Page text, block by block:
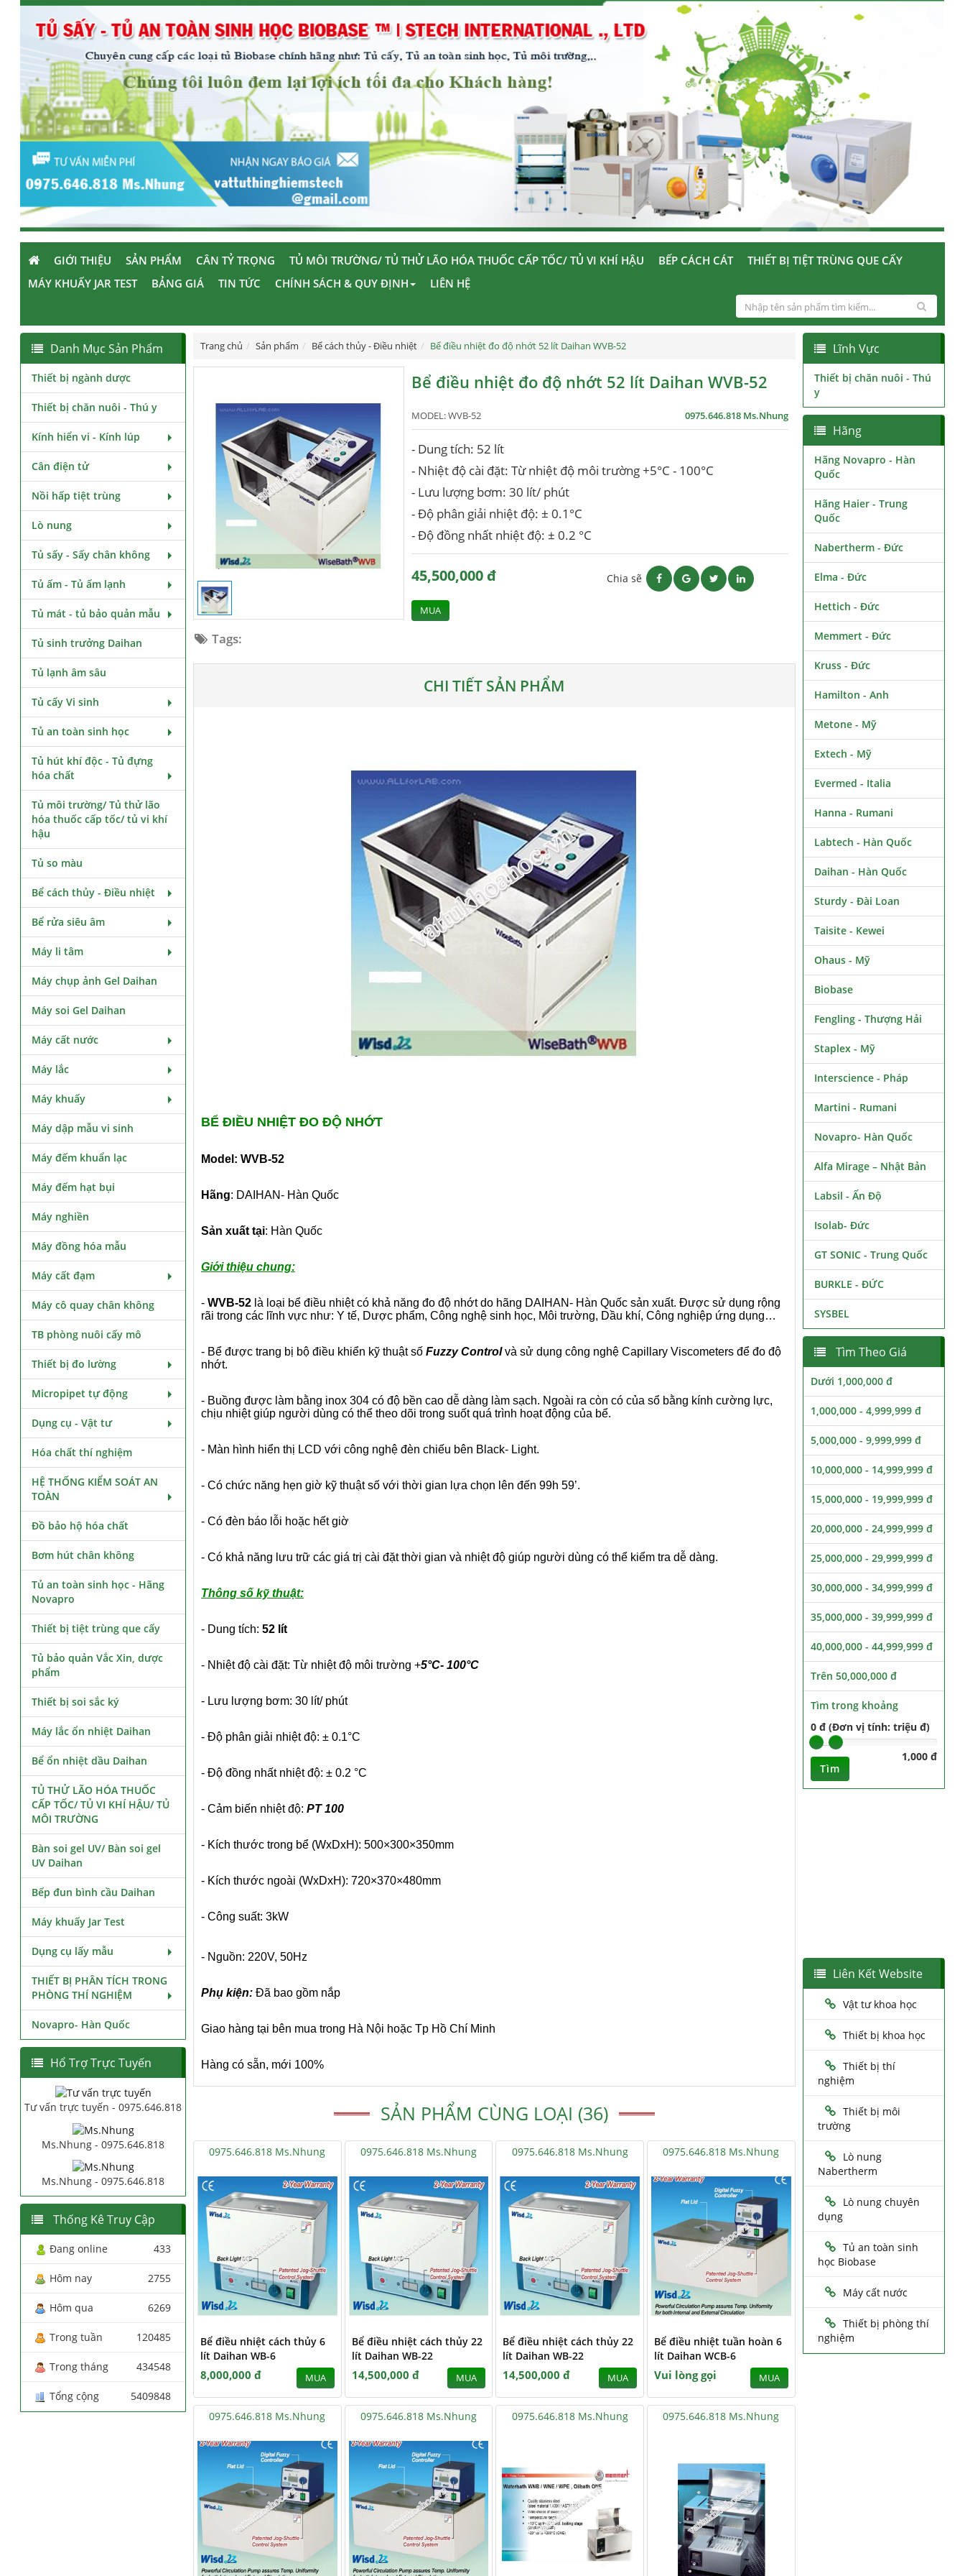
GIỚI THIỆU SẢN PHẨM CÂN TỶ TRỌNG TỦ MÔI TRƯỜNG/ TỦ THỬ LÃO HÓA THUỐC CẤP TỐC/ TỦ VI KHÍ HẬU BẾP CÁCH CÁT
THIẾT BỊ TIỆT TRÙNG QUE CẤY
MÁY KHUẤY JAR TEST
BẢNG GIÁ TIN TỨC CHÍNH SÁCH & QUY ĐỊNH LIÊN HỆ
Trang chủ Sản phẩm Bể cách thủy - Điều nhiệt Bể điều nhiệt đo độ nhớt 52 lít Daihan WVB-52
Bể điều nhiệt đo độ nhớt 52 lít Daihan WVB-52
MODEL:WVB-52 0975.646.818 Ms.Nhung
- Dung tích: 52 lít
- Nhiệt độ cài đặt: Từ nhiệt độ môi trường +5°C - 100°C
- Lưu lượng bơm: 30 lít/ phút
- Độ phân giải nhiệt độ: ± 0.1°C
- Độ đồng nhất nhiệt độ: ± 0.2 °C
45,500,000 đ
MUA
Chia sẽ
Tags:
CHI TIẾT SẢN PHẨM
BỂ ĐIỀU NHIỆT ĐO ĐỘ NHỚT
Model: WVB-52
Hãng: DAIHAN- Hàn Quốc
Sản xuất tại: Hàn Quốc
Giới thiệu chung:
- WVB-52 là loại bể điều nhiệt có khả năng đo độ nhớt do hãng DAIHAN- Hàn Quốc sản xuất. Được sử dụng rộng
rãi trong các lĩnh vực như: Y tế, Dược phẩm, Công nghệ sinh học, Môi trường, Dầu khí, Công nghiệp ứng dụng…
- Bể được trang bị bộ điều khiển kỹ thuật số Fuzzy Controlvà sử dụng công nghệ Capillary Viscometers để đo độ
nhớt.
- Buồng được làm bằng inox 304 có độ bền cao dễ dàng làm sạch. Ngoài ra còn có của sổ bằng kính cường lực,
chịu nhiệt giúp người dùng có thể theo dõi trong suốt quá trình hoạt động của bể.
- Màn hình hiển thị LCD với công nghệ đèn chiếu bên Black- Light.
- Có chức năng hẹn giờ kỹ thuật số với thời gian lựa chọn lên đến 99h 59’.
- Có đèn báo lỗi hoặc hết giờ
- Có khả năng lưu trữ các giá trị cài đặt thời gian và nhiệt độ giúp người dùng có thể kiểm tra dễ dàng.
Thông số kỹ thuật:
- Dung tích: 52 lít
- Nhiệt độ cài đặt: Từ nhiệt độ môi trường +5°C- 100°C
- Lưu lượng bơm: 30 lít/ phút
- Độ phân giải nhiệt độ: ± 0.1°C
- Độ đồng nhất nhiệt độ: ± 0.2 °C
- Cảm biến nhiệt độ: PT 100
- Kích thước trong bể (WxDxH): 500×300×350mm
- Kích thước ngoài (WxDxH): 720×370×480mm
- Công suất: 3kW
- Nguồn: 220V, 50Hz
Phụ kiện:Đã bao gồm nắp
Giao hàng tại bên mua trong Hà Nội hoặc Tp Hồ Chí Minh
Hàng có sẵn, mới 100%
SẢN PHẨM CÙNG LOẠI (36)
0975.646.818 Ms.Nhung
Bể điều nhiệt cách thủy 6
lít Daihan WB-6
8,000,000 đ MUA
0975.646.818 Ms.Nhung
Bể điều nhiệt cách thủy 22
lít Daihan WB-22
14,500,000 đ MUA
0975.646.818 Ms.Nhung
Bể điều nhiệt cách thủy 22
lít Daihan WB-22
14,500,000 đ MUA
0975.646.818 Ms.Nhung
Bể điều nhiệt tuần hoàn 6
lít Daihan WCB-6
Vui lòng gọi MUA
0975.646.818 Ms.Nhung 0975.646.818 Ms.Nhung 0975.646.818 Ms.Nhung 0975.646.818 Ms.Nhung
Danh Mục Sản Phẩm
Thiết bị ngành dược
Thiết bị chăn nuôi - Thú y
Kính hiển vi - Kính lúp
Cân điện tử
Nồi hấp tiệt trùng
Lò nung
Tủ sấy - Sấy chân không
Tủ ấm - Tủ ấm lạnh
Tủ mát - tủ bảo quản mẫu
Tủ sinh trưởng Daihan
Tủ lạnh âm sâu
Tủ cấy Vi sinh
Tủ an toàn sinh học
Tủ hút khí độc - Tủ đựng
hóa chất
Tủ môi trường/ Tủ thử lão
hóa thuốc cấp tốc/ tủ vi khí
hậu
Tủ so màu
Bể cách thủy - Điều nhiệt
Bể rửa siêu âm
Máy li tâm
Máy chụp ảnh Gel Daihan
Máy soi Gel Daihan
Máy cất nước
Máy lắc
Máy khuấy
Máy dập mẫu vi sinh
Máy đếm khuẩn lạc
Máy đếm hạt bụi
Máy nghiền
Máy đồng hóa mẫu
Máy cất đạm
Máy cô quay chân không
TB phòng nuôi cấy mô
Thiết bị đo lường
Micropipet tự động
Dụng cụ - Vật tư
Hóa chất thí nghiệm
HỆ THỐNG KIỂM SOÁT AN
TOÀN
Đồ bảo hộ hóa chất
Bơm hút chân không
Tủ an toàn sinh học - Hãng
Novapro
Thiết bị tiệt trùng que cấy
Tủ bảo quản Vắc Xin, dược
phẩm
Thiết bị soi sắc ký
Máy lắc ổn nhiệt Daihan
Bể ổn nhiệt dầu Daihan
TỦ THỬ LÃO HÓA THUỐC
CẤP TỐC/ TỦ VI KHÍ HẬU/ TỦ
MÔI TRƯỜNG
Bàn soi gel UV/ Bàn soi gel
UV Daihan
Bếp đun bình cầu Daihan
Máy khuấy Jar Test
Dụng cụ lấy mẫu
THIẾT BỊ PHÂN TÍCH TRONG
PHÒNG THÍ NGHIỆM
Novapro- Hàn Quốc
Hổ Trợ Trực Tuyến
Tư vấn trực tuyến - 0975.646.818
Ms.Nhung - 0975.646.818
Ms.Nhung - 0975.646.818
Thống Kê Truy Cập
Đang online 433
Hôm nay 2755
Hôm qua 6269
Trong tuần 120485
Trong tháng 434548
Tổng cộng 5409848
Lĩnh Vực
Thiết bị chăn nuôi - Thú
y
Hãng
Hãng Novapro - Hàn
Quốc
Hãng Haier - Trung
Quốc
Nabertherm - Đức
Elma - Đức
Hettich - Đức
Memmert - Đức
Kruss - Đức
Hamilton - Anh
Metone - Mỹ
Extech - Mỹ
Evermed - Italia
Hanna - Rumani
Labtech - Hàn Quốc
Daihan - Hàn Quốc
Sturdy - Đài Loan
Taisite - Kewei
Ohaus - Mỹ
Biobase
Fengling - Thượng Hải
Staplex - Mỹ
Interscience - Pháp
Martini - Rumani
Novapro- Hàn Quốc
Alfa Mirage – Nhật Bản
Labsil - Ấn Độ
Isolab- Đức
GT SONIC - Trung Quốc
BURKLE - ĐỨC
SYSBEL
Tìm Theo Giá
Dưới 1,000,000 đ
1,000,000 - 4,999,999 đ
5,000,000 - 9,999,999 đ
10,000,000 - 14,999,999 đ
15,000,000 - 19,999,999 đ
20,000,000 - 24,999,999 đ
25,000,000 - 29,999,999 đ
30,000,000 - 34,999,999 đ
35,000,000 - 39,999,999 đ
40,000,000 - 44,999,999 đ
Trên 50,000,000 đ
Tìm trong khoảng
0 đ (Đơn vị tính: triệu đ)
1,000 đ
Tìm
Liên Kết Website
Vật tư khoa học
Thiết bị khoa học
Thiết bị thí
nghiệm
Thiết bị môi
trường
Lò nung
Nabertherm
Lò nung chuyên
dụng
Tủ an toàn sinh
học Biobase
Máy cất nước
Thiết bị phòng thí
nghiệm